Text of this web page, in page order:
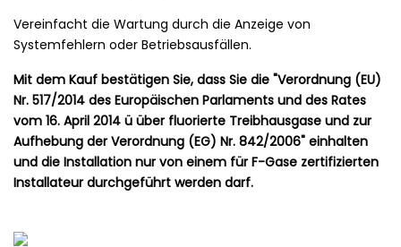
Vereinfacht die Wartung durch die Anzeige von
Systemfehlern oder Betriebsausfällen.
Mit dem Kauf bestätigen Sie, dass Sie die "Verordnung (EU)
Nr. 517/2014 des Europäischen Parlaments und des Rates
vom 16. April 2014 ü über fluorierte Treibhausgase und zur
Aufhebung der Verordnung (EG) Nr. 842/2006" einhalten
und die Installation nur von einem für F-Gase zertifizierten
Installateur durchgeführt werden darf.